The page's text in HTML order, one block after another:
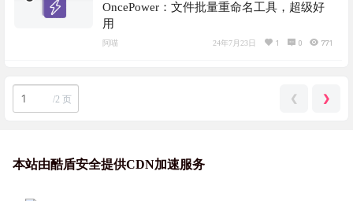
OncePower：文件批量重命名工具，超级好
用
阿喵 24年7月23日 1 0 771
/2 页 ❮ ❯
本站由酷盾安全提供CDN加速服务